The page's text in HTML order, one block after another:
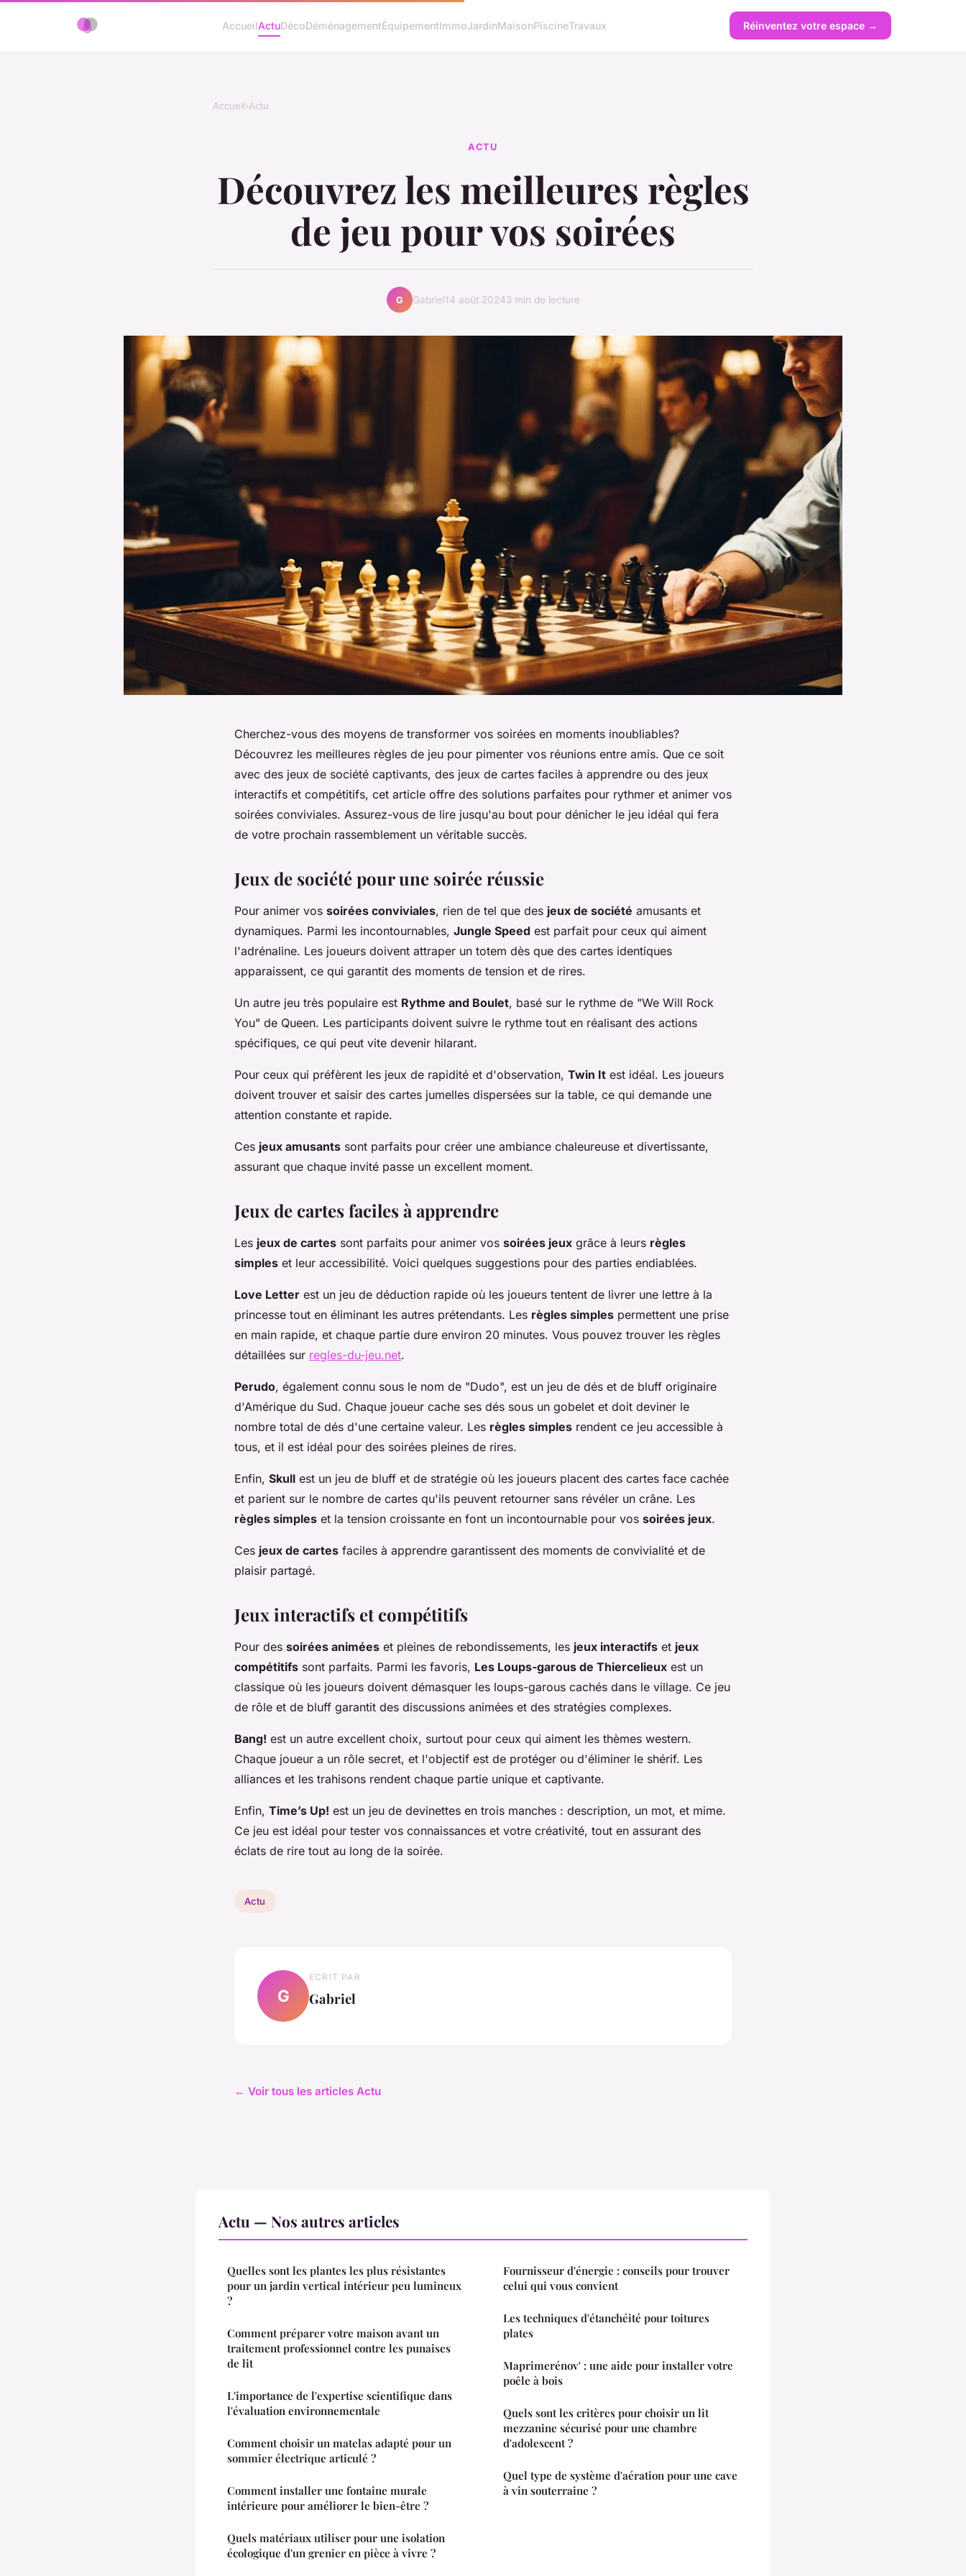
AccueilActuDécoDéménagementÉquipementImmoJardinMaisonPiscineTravaux Réinventez votre espace →
Accueil›Actu
ACTU
Découvrez les meilleures règles
de jeu pour vos soirées
G Gabriel14 août 20243 min de lecture
Cherchez-vous des moyens de transformer vos soirées en moments inoubliables?
Découvrez les meilleures règles de jeu pour pimenter vos réunions entre amis. Que ce soit
avec des jeux de société captivants, des jeux de cartes faciles à apprendre ou des jeux
interactifs et compétitifs, cet article offre des solutions parfaites pour rythmer et animer vos
soirées conviviales. Assurez-vous de lire jusqu'au bout pour dénicher le jeu idéal qui fera
de votre prochain rassemblement un véritable succès.
Jeux de société pour une soirée réussie
Pour animer vos soirées conviviales, rien de tel que des jeux de société amusants et
dynamiques. Parmi les incontournables, Jungle Speed est parfait pour ceux qui aiment
l'adrénaline. Les joueurs doivent attraper un totem dès que des cartes identiques
apparaissent, ce qui garantit des moments de tension et de rires.
Un autre jeu très populaire est Rythme and Boulet, basé sur le rythme de "We Will Rock
You" de Queen. Les participants doivent suivre le rythme tout en réalisant des actions
spécifiques, ce qui peut vite devenir hilarant.
Pour ceux qui préfèrent les jeux de rapidité et d'observation, Twin It est idéal. Les joueurs
doivent trouver et saisir des cartes jumelles dispersées sur la table, ce qui demande une
attention constante et rapide.
Ces jeux amusants sont parfaits pour créer une ambiance chaleureuse et divertissante,
assurant que chaque invité passe un excellent moment.
Jeux de cartes faciles à apprendre
Les jeux de cartes sont parfaits pour animer vos soirées jeux grâce à leurs règles
simples et leur accessibilité. Voici quelques suggestions pour des parties endiablées.
Love Letter est un jeu de déduction rapide où les joueurs tentent de livrer une lettre à la
princesse tout en éliminant les autres prétendants. Les règles simples permettent une prise
en main rapide, et chaque partie dure environ 20 minutes. Vous pouvez trouver les règles
détaillées sur regles-du-jeu.net.
Perudo, également connu sous le nom de "Dudo", est un jeu de dés et de bluff originaire
d'Amérique du Sud. Chaque joueur cache ses dés sous un gobelet et doit deviner le
nombre total de dés d'une certaine valeur. Les règles simples rendent ce jeu accessible à
tous, et il est idéal pour des soirées pleines de rires.
Enfin, Skull est un jeu de bluff et de stratégie où les joueurs placent des cartes face cachée
et parient sur le nombre de cartes qu'ils peuvent retourner sans révéler un crâne. Les
règles simples et la tension croissante en font un incontournable pour vos soirées jeux.
Ces jeux de cartes faciles à apprendre garantissent des moments de convivialité et de
plaisir partagé.
Jeux interactifs et compétitifs
Pour des soirées animées et pleines de rebondissements, les jeux interactifs et jeux
compétitifs sont parfaits. Parmi les favoris, Les Loups-garous de Thiercelieux est un
classique où les joueurs doivent démasquer les loups-garous cachés dans le village. Ce jeu
de rôle et de bluff garantit des discussions animées et des stratégies complexes.
Bang! est un autre excellent choix, surtout pour ceux qui aiment les thèmes western.
Chaque joueur a un rôle secret, et l'objectif est de protéger ou d'éliminer le shérif. Les
alliances et les trahisons rendent chaque partie unique et captivante.
Enfin, Time’s Up! est un jeu de devinettes en trois manches : description, un mot, et mime.
Ce jeu est idéal pour tester vos connaissances et votre créativité, tout en assurant des
éclats de rire tout au long de la soirée.
Actu
G
ECRIT PAR
Gabriel
← Voir tous les articles Actu
Actu — Nos autres articles
Quelles sont les plantes les plus résistantes
pour un jardin vertical intérieur peu lumineux
?
Comment préparer votre maison avant un
traitement professionnel contre les punaises
de lit
L'importance de l'expertise scientifique dans
l'évaluation environnementale
Comment choisir un matelas adapté pour un
sommier électrique articulé ?
Comment installer une fontaine murale
intérieure pour améliorer le bien-être ?
Quels matériaux utiliser pour une isolation
écologique d'un grenier en pièce à vivre ?
Fournisseur d'énergie : conseils pour trouver
celui qui vous convient
Les techniques d'étanchéité pour toitures
plates
Maprimerénov' : une aide pour installer votre
poêle à bois
Quels sont les critères pour choisir un lit
mezzanine sécurisé pour une chambre
d'adolescent ?
Quel type de système d'aération pour une cave
à vin souterraine ?